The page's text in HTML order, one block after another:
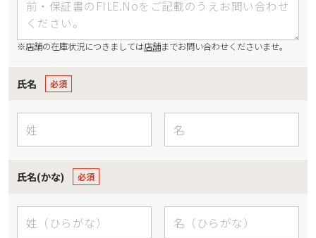
※店舗の在庫状況につきましては店舗までお問い合わせくださいませ。
氏名
氏名(かな)